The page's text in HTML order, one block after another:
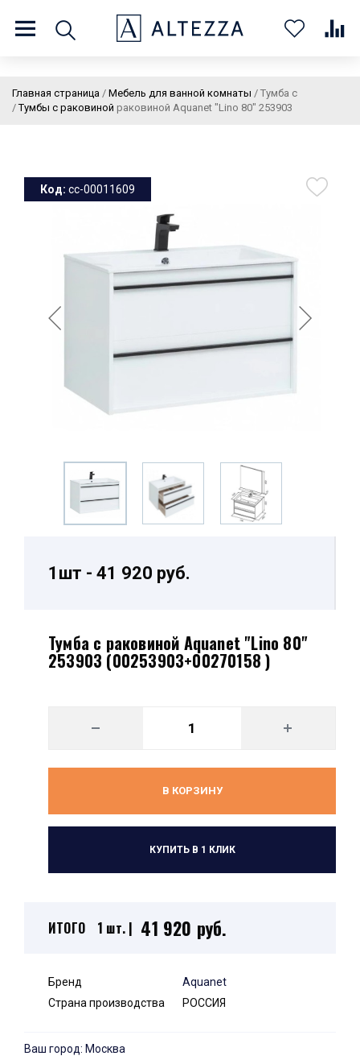
8 (800) 201 60 03 9:00 - 21:00 ПН-ВС
КонтактыКолеровка
Каталог 0 0
Главная страница / Мебель для ванной комнаты
/ Тумбы с раковиной
/ Тумба с
раковиной Aquanet "Lino 80" 253903
Код: cc-00011609
1шт - 41 920 руб.
Тумба с раковиной Aquanet "Lino 80"
253903 (00253903+00270158 )
В КОРЗИНУ
КУПИТЬ В 1 КЛИК
ИТОГО 1 шт. | 41 920 руб.
Бренд
Aquanet
Страна производства
РОССИЯ
Ваш город: Москва